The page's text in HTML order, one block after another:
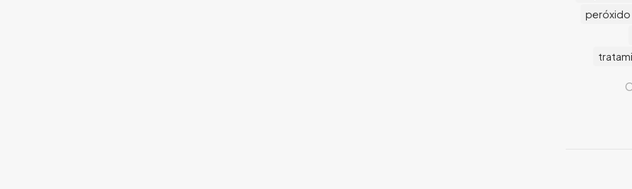
peróxido